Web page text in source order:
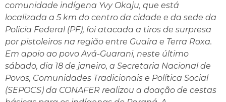
comunidade indígena Yvy Okaju, que está
localizada a 5 km do centro da cidade e da sede da
Polícia Federal (PF), foi atacada a tiros de surpresa
por pistoleiros na região entre Guaíra e Terra Roxa.
Em apoio ao povo Avá-Guarani, neste último
sábado, dia 18 de janeiro, a Secretaria Nacional de
Povos, Comunidades Tradicionais e Política Social
(SEPOCS) da CONAFER realizou a doação de cestas